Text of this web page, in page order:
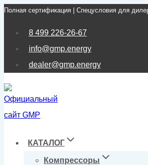
Перейти
Полная сертификация | Спецусловия для
8 499 226-26-67
info@gmp.energy
dealer@gmp.energy
КАТАЛОГ
Компрессоры